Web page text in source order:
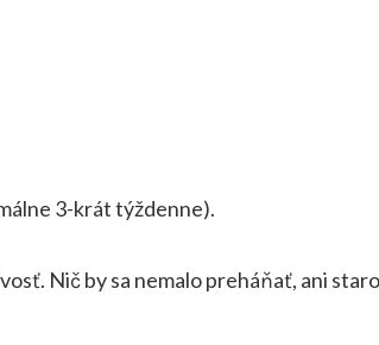
3-krát týždenne).
Nič by sa nemalo preháňať, ani